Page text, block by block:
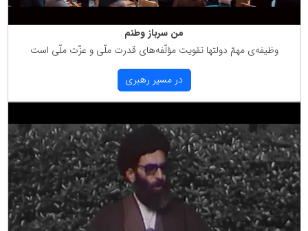
من سرباز وطنم
وظیفه‌ی مهمّ دولتها تقویت مؤلّفه‌های قدرت ملّی و عزّت ملّی است
در مسیر رهبری